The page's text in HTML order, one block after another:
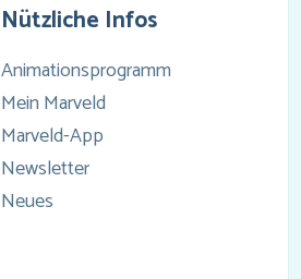
Nützliche Infos
Animationsprogramm
Mein Marveld
Marveld-App
Newsletter
Neues